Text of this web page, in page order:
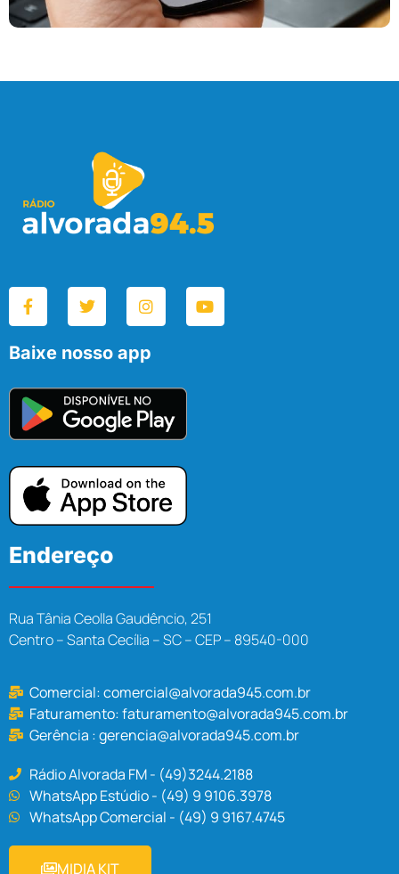
Baixe nosso app
Endereço
Rua Tânia Ceolla Gaudêncio, 251
Centro – Santa Cecília – SC – CEP – 89540-000
Comercial:comercial@alvorada945.com.br
Faturamento:faturamento@alvorada945.com.br
Gerência :gerencia@alvorada945.com.br
Rádio Alvorada FM - (49)3244.2188
WhatsApp Estúdio - (49) 9 9106.3978
WhatsApp Comercial - (49) 9 9167.4745
MIDIA KIT